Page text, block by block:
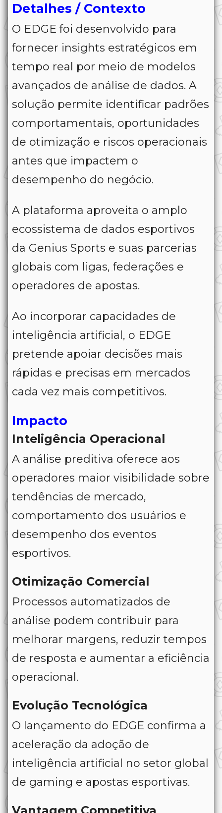
Detalhes / Contexto
O EDGE foi desenvolvido para
fornecer insights estratégicos em
tempo real por meio de modelos
avançados de análise de dados. A
solução permite identificar padrões
comportamentais, oportunidades
de otimização e riscos operacionais
antes que impactem o
desempenho do negócio.
A plataforma aproveita o amplo
ecossistema de dados esportivos
da Genius Sports e suas parcerias
globais com ligas, federações e
operadores de apostas.
Ao incorporar capacidades de
inteligência artificial, o EDGE
pretende apoiar decisões mais
rápidas e precisas em mercados
cada vez mais competitivos.
Impacto
Inteligência Operacional
A análise preditiva oferece aos
operadores maior visibilidade sobre
tendências de mercado,
comportamento dos usuários e
desempenho dos eventos
esportivos.
Otimização Comercial
Processos automatizados de
análise podem contribuir para
melhorar margens, reduzir tempos
de resposta e aumentar a eficiência
operacional.
Evolução Tecnológica
O lançamento do EDGE confirma a
aceleração da adoção de
inteligência artificial no setor global
de gaming e apostas esportivas.
Vantagem Competitiva